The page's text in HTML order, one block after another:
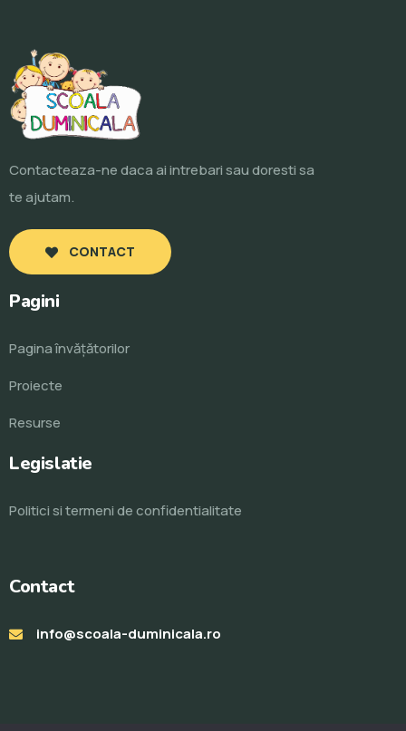
Contacteaza-ne daca ai intrebari sau doresti sa
te ajutam.
CONTACT
Pagini
Pagina învăţătorilor
Proiecte
Resurse
Legislatie
Politici si termeni de confidentialitate
Contact
info@scoala-duminicala.ro